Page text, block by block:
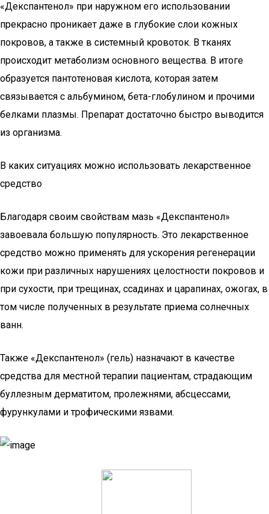
«Декспантенол» при наружном его использовании
прекрасно проникает даже в глубокие слои кожных
покровов, а также в системный кровоток. В тканях
происходит метаболизм основного вещества. В итоге
образуется пантотеновая кислота, которая затем
связывается с альбумином, бета-глобулином и прочими
белками плазмы. Препарат достаточно быстро выводится
из организма.
В каких ситуациях можно использовать лекарственное
средство
Благодаря своим свойствам мазь «Декспантенол»
завоевала большую популярность. Это лекарственное
средство можно применять для ускорения регенерации
кожи при различных нарушениях целостности покровов и
при сухости, при трещинах, ссадинах и царапинах, ожогах, в
том числе полученных в результате приема солнечных
ванн.
Также «Декспантенол» (гель) назначают в качестве
средства для местной терапии пациентам, страдающим
буллезным дерматитом, пролежнями, абсцессами,
фурункулами и трофическими язвами.